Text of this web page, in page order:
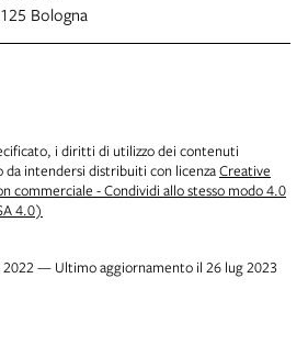
Bologna
i diritti di utilizzo dei contenuti
da intendersi distribuiti con licenzaCreative
commerciale - Condividi allo stesso modo 4.0
4.0)
— Ultimo aggiornamento il 26 lug 2023